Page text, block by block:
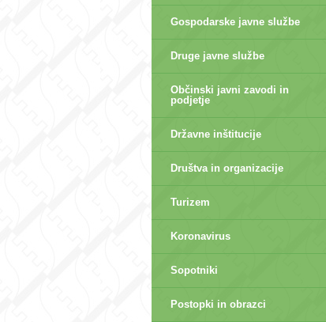
Gospodarske javne službe
Druge javne službe
Občinski javni zavodi in
podjetje
Državne inštitucije
Društva in organizacije
Turizem
Koronavirus
Sopotniki
Postopki in obrazci